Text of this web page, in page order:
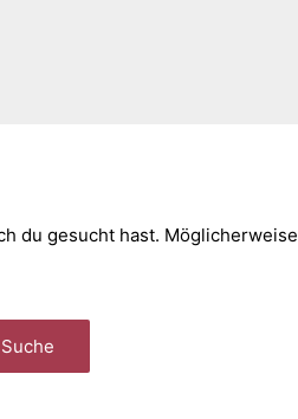
du gesucht hast. Möglicherweise